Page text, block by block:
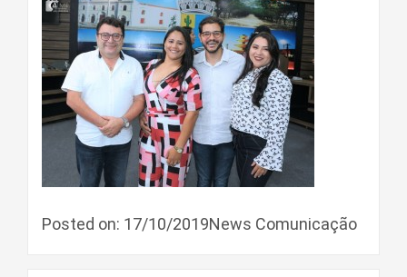
Posted on: 17/10/2019News Comunicação